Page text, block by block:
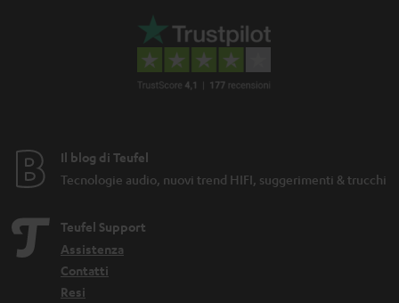
Il blog di Teufel
Tecnologie audio, nuovi trend HIFI, suggerimenti & trucchi
Teufel Support
Assistenza
Contatti
Resi